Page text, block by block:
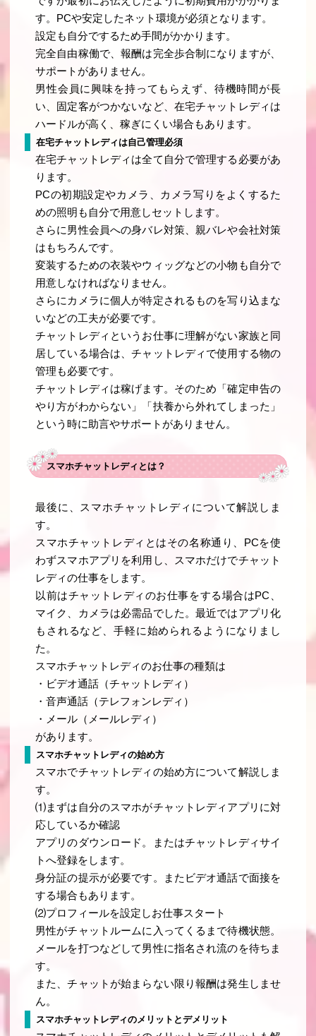
す。PCや安定したネット環境が必須となります。
設定も自分でするため手間がかかります。
完全自由稼働で、報酬は完全歩合制になりますが、
サポートがありません。
男性会員に興味を持ってもらえず、待機時間が長
い、固定客がつかないなど、在宅チャットレディは
ハードルが高く、稼ぎにくい場合もあります。
在宅チャットレディは自己管理必須
在宅チャットレディは全て自分で管理する必要があ
ります。
PCの初期設定やカメラ、カメラ写りをよくするた
めの照明も自分で用意しセットします。
さらに男性会員への身バレ対策、親バレや会社対策
はもちろんです。
変装するための衣装やウィッグなどの小物も自分で
用意しなければなりません。
さらにカメラに個人が特定されるものを写り込まな
いなどの工夫が必要です。
チャットレディというお仕事に理解がない家族と同
居している場合は、チャットレディで使用する物の
管理も必要です。
チャットレディは稼げます。そのため「確定申告の
やり方がわからない」「扶養から外れてしまった」
という時に助言やサポートがありません。
スマホチャットレディとは？
最後に、スマホチャットレディについて解説しま
す。
スマホチャットレディとはその名称通り、PCを使
わずスマホアプリを利用し、スマホだけでチャット
レディの仕事をします。
以前はチャットレディのお仕事をする場合はPC、
マイク、カメラは必需品でした。最近ではアプリ化
もされるなど、手軽に始められるようになりまし
た。
スマホチャットレディのお仕事の種類は
・ビデオ通話（チャットレディ）
・音声通話（テレフォンレディ）
・メール（メールレディ）
があります。
スマホチャットレディの始め方
スマホでチャットレディの始め方について解説しま
す。
⑴まずは自分のスマホがチャットレディアプリに対
応しているか確認
アプリのダウンロード。またはチャットレディサイ
トへ登録をします。
身分証の提示が必要です。またビデオ通話で面接を
する場合もあります。
⑵プロフィールを設定しお仕事スタート
男性がチャットルームに入ってくるまで待機状態。
メールを打つなどして男性に指名され流のを待ちま
す。
また、チャットが始まらない限り報酬は発生しませ
ん。
スマホチャットレディのメリットとデメリット